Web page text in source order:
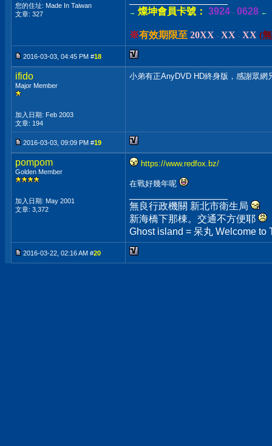
您的住址: Made In Taiwan
文章: 327
→ 燦坤會員卡號： 3924 - 0628 ←
※有效期限至 20XX - XX - XX (
2016-03-03, 04:45 PM #18
ifido
Major Member
加入日期: Feb 2003
文章: 194
小弟有正AnyDVD HD終身版，感謝眾網
2016-03-03, 09:09 PM #19
pompom
Golden Member
加入日期: May 2001
文章: 3,372
https://www.redfox.bz/
在戰好幾年呢
無良行政機關 新北市衛生局
新海橋下那棟。交通不方便耶
Ghost island = 呆丸 Welcome to
2016-03-22, 02:16 AM #20